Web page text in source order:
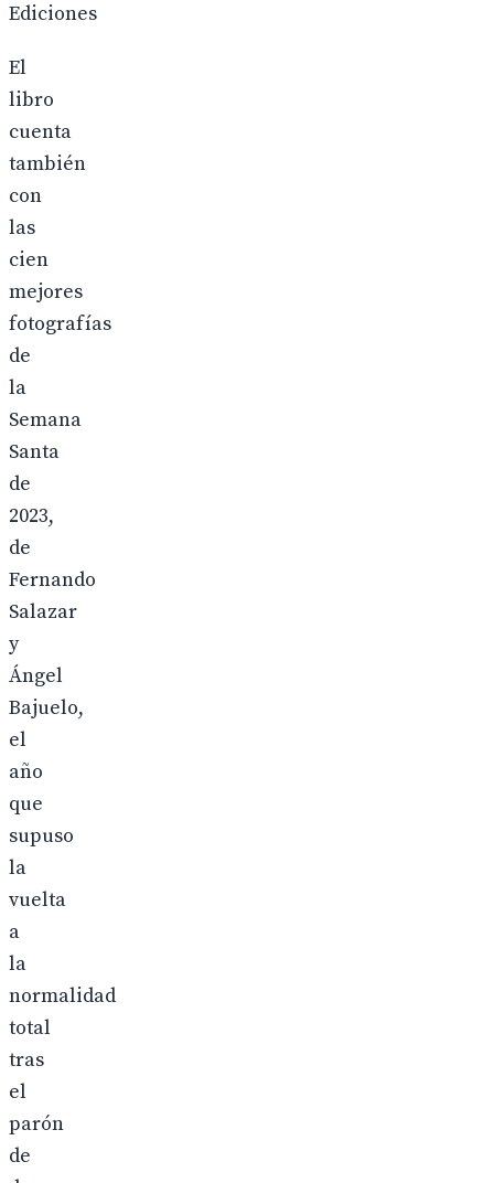
Ediciones
El
libro
cuenta
también
con
las
cien
mejores
fotografías
de
la
Semana
Santa
de
2023,
de
Fernando
Salazar
y
Ángel
Bajuelo,
el
año
que
supuso
la
vuelta
a
la
normalidad
total
tras
el
parón
de